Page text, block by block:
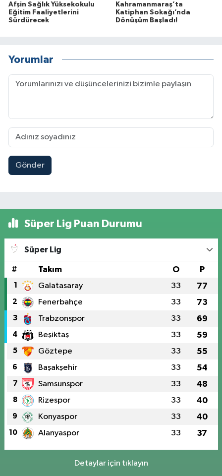
Afşin Sağlık Yüksekokulu
Eğitim Faaliyetlerini
Sürdürecek
Kahramanmaraş’ta
Katiphan Sokağı’nda
Dönüşüm Başladı!
Yorumlar
Gönder
Süper Lig Puan Durumu
Süper Lig
# Takım O P
1 Galatasaray 33 77
2 Fenerbahçe 33 73
3 Trabzonspor 33 69
4 Beşiktaş 33 59
5 Göztepe 33 55
6 Başakşehir 33 54
7 Samsunspor 33 48
8 Rizespor 33 40
9 Konyaspor 33 40
10 Alanyaspor 33 37
Detaylar için tıklayın